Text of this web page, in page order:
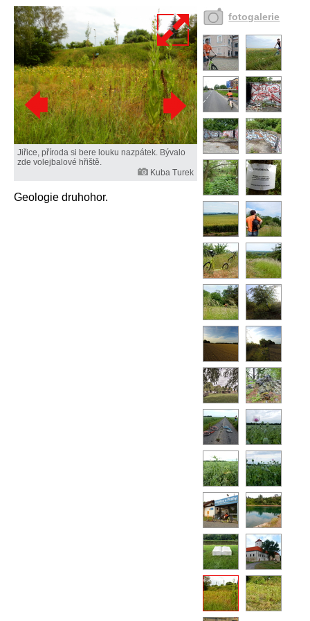
Jiřice, příroda si bere louku nazpátek. Bývalo
zde volejbalové hřiště.
Kuba Turek
Geologie druhohor.
fotogalerie